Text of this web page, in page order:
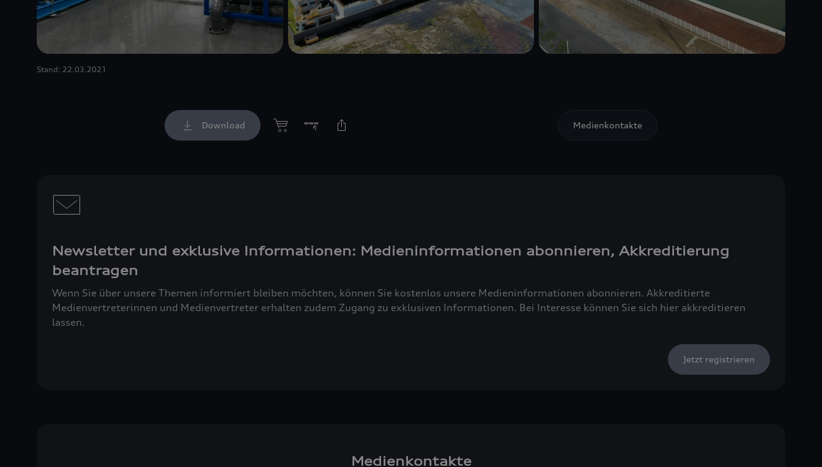
Stand: 22.03.2021
Download Medienkontakte
Newsletter und exklusive Informationen: Medieninformationen abonnieren, Akkreditierung
beantragen
Wenn Sie über unsere Themen informiert bleiben möchten, können Sie kostenlos unsere Medieninformationen abonnieren. Akkreditierte
Medienvertreterinnen und Medienvertreter erhalten zudem Zugang zu exklusiven Informationen. Bei Interesse können Sie sich hier akkreditieren
lassen.
Jetzt registrieren
Medienkontakte